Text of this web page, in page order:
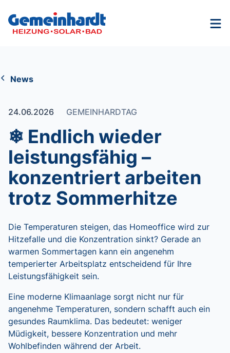
News
24.06.2026 GEMEINHARDTAG
❄ Endlich wieder
leistungsfähig –
konzentriert arbeiten
trotz Sommerhitze
Die Temperaturen steigen, das Homeoffice wird zur
Hitzefalle und die Konzentration sinkt? Gerade an
warmen Sommertagen kann ein angenehm
temperierter Arbeitsplatz entscheidend für Ihre
Leistungsfähigkeit sein.
Eine moderne Klimaanlage sorgt nicht nur für
angenehme Temperaturen, sondern schafft auch ein
gesundes Raumklima. Das bedeutet: weniger
Müdigkeit, bessere Konzentration und mehr
Wohlbefinden während der Arbeit.